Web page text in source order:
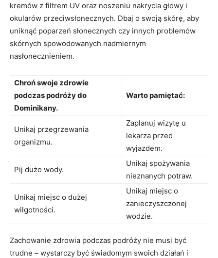
kremów z​ filtrem ‍UV oraz ⁢noszeniu nakrycia głowy i
okularów przeciwsłonecznych.⁣ Dbaj o ​swoją⁤ skórę, ‍aby
uniknąć poparzeń słonecznych⁢ czy innych problemów
skórnych spowodowanych ‍nadmiernym
nasłonecznieniem.
Chroń swoje zdrowie
‌podczas ​podróży⁢ do
Dominikany.
Warto pamiętać:
Unikaj przegrzewania
organizmu.
Zaplanuj wizytę u
lekarza przed
wyjazdem.
Pij dużo wody.
Unikaj spożywania
nieznanych‌ potraw. ‍
Unikaj miejsc⁢ o dużej
wilgotności.
Unikaj miejsc o
zanieczyszczonej‍
wodzie.
Zachowanie zdrowia podczas podróży nie musi być
trudne – wystarczy być świadomym swoich działań i